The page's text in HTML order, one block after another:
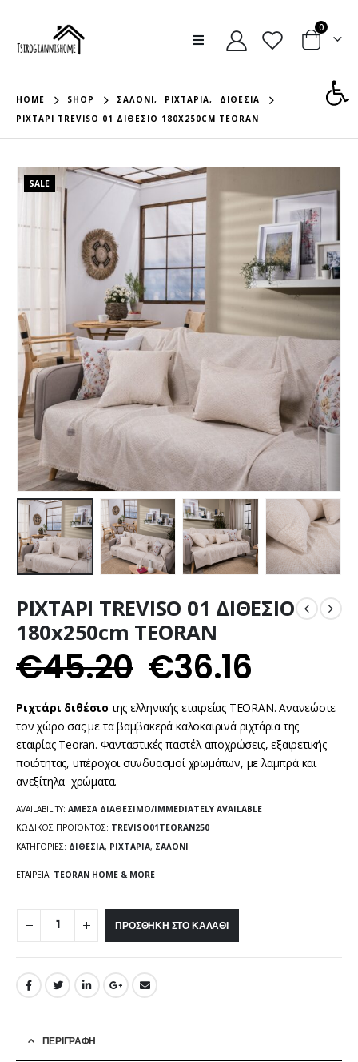
0
HOME SHOP ΣΑΛΌΝΙ, ΡΙΧΤΆΡΙΑ,
ΔΙΘΈΣΙΑ
ΡΙΧΤΑΡΙ TREVISO 01 ΔΙΘΕΣΙΟ 180X250CM TEORAN
SALE
ΡΙΧΤΑΡΙ TREVISO 01 ΔΙΘΕΣΙΟ
180x250cm TEORAN
€45.20 €36.16
Ριχτάρι διθέσιο της ελληνικής εταιρείας ΤΕORAN. Ανανεώστε
τον χώρο σας με τα βαμβακερά καλοκαιρινά ριχτάρια της
εταιρίας Teoran. Φανταστικές παστέλ αποχρώσεις, εξαιρετικής
ποιότητας, υπέροχοι συνδυασμοί χρωμάτων, με λαμπρά και
ανεξίτηλα χρώματα.
AVAILABILITY: ΆΜΕΣΑ ΔΙΑΘΈΣΙΜΟ/IMMEDIATELY AVAILABLE
ΚΩΔΙΚΌΣ ΠΡΟΪΌΝΤΟΣ: TREVISO01TEORAN250
ΚΑΤΗΓΟΡΊΕΣ: ΔΙΘΈΣΙΑ, ΡΙΧΤΆΡΙΑ, ΣΑΛΌΝΙ
ΕΤΑΙΡΕΊΑ: TEORAN HOME & MORE
ΠΡΟΣΘΉΚΗ ΣΤΟ ΚΑΛΆΘΙ
ΠΕΡΙΓΡΑΦΉ